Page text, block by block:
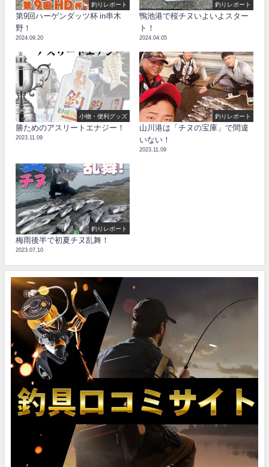
釣りレポート
第9回ハーゲンダッツ杯 in串木
野！
2024.09.20
釣りレポート
鴨池港で桜チヌいよいよスター
ト！
2024.04.05
小物・便利グッズ
勝ためのアスリートエナジー！
2023.11.09
釣りレポート
山川港は「チヌの宝庫」で間違
いない！
2023.11.09
釣りレポート
梅雨後半で初夏チヌ乱舞！
2023.07.10